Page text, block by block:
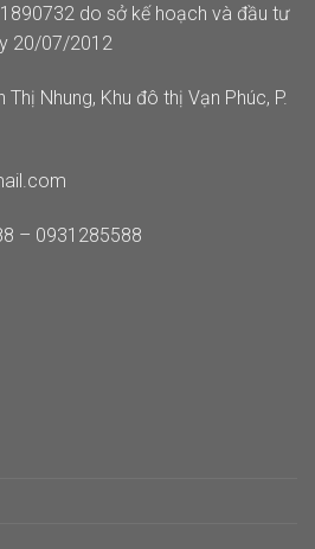
do sở kế hoạch và đầu tư
20/07/2012
Thị Nhung, Khu đô thị Vạn Phúc, P.
– 0931285588